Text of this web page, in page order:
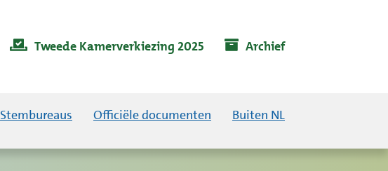
Tweede Kamerverkiezing 2025 Archief
Stembureaus Officiële documenten Buiten NL